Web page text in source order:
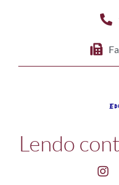
Lendo